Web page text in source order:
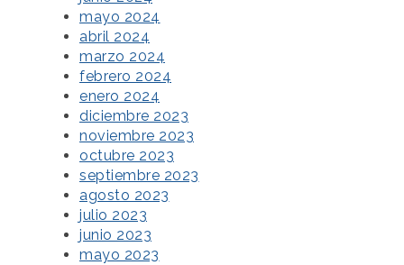
mayo 2024
abril 2024
marzo 2024
febrero 2024
enero 2024
diciembre 2023
noviembre 2023
octubre 2023
septiembre 2023
agosto 2023
julio 2023
junio 2023
mayo 2023